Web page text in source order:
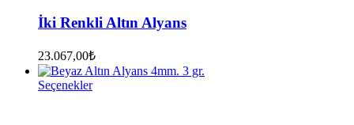
İki Renkli Altın Alyans
23.067,00₺
Seçenekler